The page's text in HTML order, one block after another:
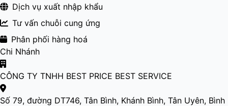
Dịch vụ xuất nhập khẩu
Tư vấn chuỗi cung ứng
Phân phối hàng hoá
Chi Nhánh
CÔNG TY TNHH BEST PRICE BEST SERVICE
Số 79, đường DT746, Tân Bình, Khánh Bình, Tân Uyên, Bình